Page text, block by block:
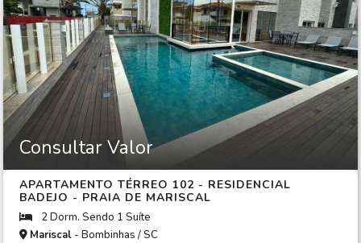
Consultar Valor
APARTAMENTO TÉRREO 102 - RESIDENCIAL
BADEJO - PRAIA DE MARISCAL
2 Dorm. Sendo 1 Suíte
Mariscal - Bombinhas / SC